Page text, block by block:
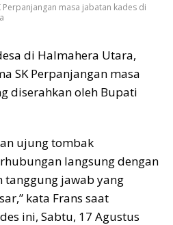
Perpanjangan masa jabatan kades di
di Halmahera Utara,
SK Perpanjangan masa
diserahkan oleh Bupati
ujung tombak
langsung dengan
tanggung jawab yang
kata Frans saat
ini, Sabtu, 17 Agustus